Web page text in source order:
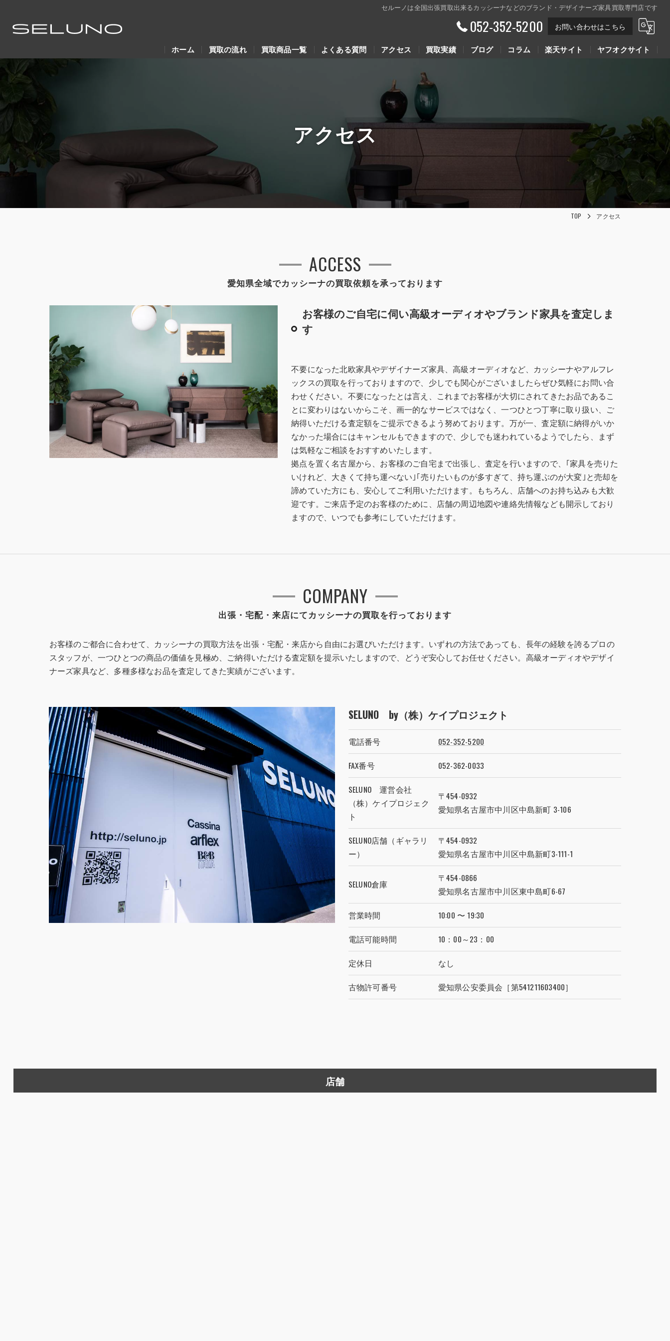
セルーノは全国出張買取出来るカッシーナなどのブランド・デザイナーズ家具買取専門店です
052-352-5200 お問い合わせはこちら
ホーム 買取の流れ 買取商品一覧 よくある質問 アクセス 買取実績 ブログ コラム 楽天サイト ヤフオクサイト
アクセス
TOP アクセス
愛知県全域でカッシーナの買取依頼を承っております
ACCESS
お客様のご自宅に伺い高級オーディオやブランド家具を査定しま
す
不要になった北欧家具やデザイナーズ家具、高級オーディオなど、カッシーナやアルフレ
ックスの買取を行っておりますので、少しでも関心がございましたらぜひ気軽にお問い合
わせください。不要になったとは言え、これまでお客様が大切にされてきたお品であるこ
とに変わりはないからこそ、画一的なサービスではなく、一つひとつ丁寧に取り扱い、ご
納得いただける査定額をご提示できるよう努めております。万が一、査定額に納得がいか
なかった場合にはキャンセルもできますので、少しでも迷われているようでしたら、まず
は気軽なご相談をおすすめいたします。
拠点を置く名古屋から、お客様のご自宅まで出張し、査定を行いますので、｢家具を売りた
いけれど、大きくて持ち運べない｣｢売りたいものが多すぎて、持ち運ぶのが大変｣と売却を
諦めていた方にも、安心してご利用いただけます。もちろん、店舗へのお持ち込みも大歓
迎です。ご来店予定のお客様のために、店舗の周辺地図や連絡先情報なども開示しており
ますので、いつでも参考にしていただけます。
出張・宅配・来店にてカッシーナの買取を行っております
COMPANY
お客様のご都合に合わせて、カッシーナの買取方法を出張・宅配・来店から自由にお選びいただけます。いずれの方法であっても、長年の経験を誇るプロの
スタッフが、一つひとつの商品の価値を見極め、ご納得いただける査定額を提示いたしますので、どうぞ安心してお任せください。高級オーディオやデザイ
ナーズ家具など、多種多様なお品を査定してきた実績がございます。
SELUNO by（株）ケイプロジェクト
電話番号 052-352-5200
FAX番号 052-362-0033
SELUNO 運営会社
（株）ケイプロジェク
ト
〒454-0932
愛知県名古屋市中川区中島新町 3-106
SELUNO店舗（ギャラリ
ー）
〒454-0932
愛知県名古屋市中川区中島新町3-111-1
SELUNO倉庫
〒454-0866
愛知県名古屋市中川区東中島町6-67
営業時間 10:00 〜 19:30
電話可能時間 10：00～23：00
定休日 なし
古物許可番号 愛知県公安委員会［第541211603400］
店舗